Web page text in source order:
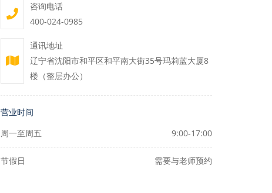
咨询电话
400-024-0985
通讯地址
辽宁省沈阳市和平区和平南大街35号玛莉蓝大厦8
楼（整层办公）
营业时间
周一至周五 9:00-17:00
节假日 需要与老师预约